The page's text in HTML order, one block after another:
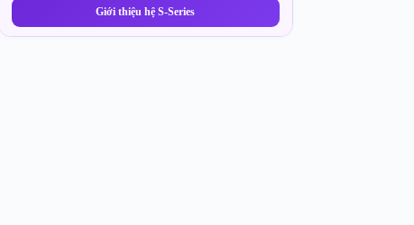
Giới thiệu hệ S-Series